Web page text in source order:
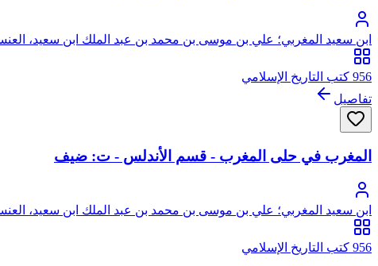
ابن سعيد المغربي؛ علي بن موسى بن محمد بن عبد الملك ابن سعيد،
956 كتب التاريخ الإسلامي
تفاصيل
المغرب في حلى المغرب - قسم الأندلس - ت: ضيف
ابن سعيد المغربي؛ علي بن موسى بن محمد بن عبد الملك ابن سعيد،
956 كتب التاريخ الإسلامي